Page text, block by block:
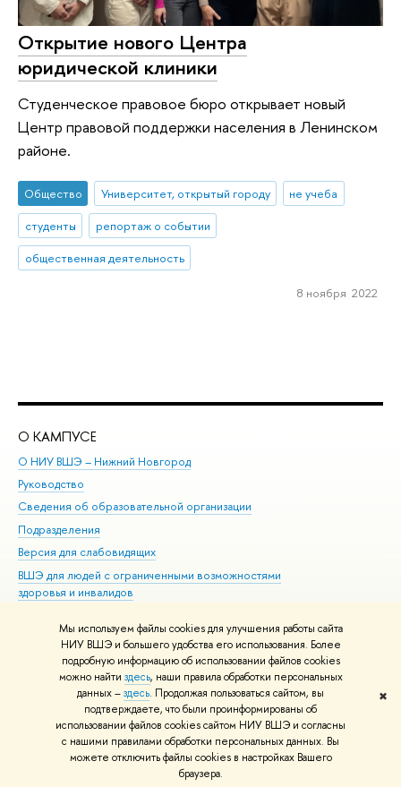
Мы используем файлы cookies для улучшения работы сайта
НИУ ВШЭ и большего удобства его использования. Более
подробную информацию об использовании файлов cookies
можно найти здесь, наши правила обработки персональных
данных –здесь. Продолжая пользоваться сайтом, вы
подтверждаете, что были проинформированы об
использовании файлов cookies сайтом НИУ ВШЭ и согласны
с нашими правилами обработки персональных данных. Вы
можете отключить файлы cookies в настройках Вашего
браузера.
✖
Открытие нового Центра
юридической клиники
Студенческое правовое бюро открывает новый
Центр правовой поддержки населения в Ленинском
районе.
Общество Университет, открытый городу
не учеба
студенты
репортаж о событии
общественная деятельность
8 ноября 2022
О КАМПУСЕ
О НИУ ВШЭ – Нижний Новгород
Руководство
Сведения об образовательной организации
Подразделения
Версия для слабовидящих
ВШЭ для людей с ограниченными возможностями
здоровья и инвалидов
© НИУ ВШЭ 1993–2026 Адреса и контакты Условия использования
материалов Политика конфиденциальности Карта сайта
Шрифты HSE Sans и HSE Slab разработаны вШколе дизайна НИУ ВШЭ